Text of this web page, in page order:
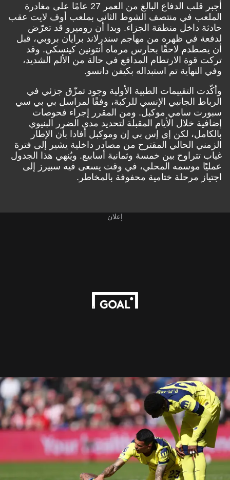
أُجبر قلب الدفاع البالغ من العمر 27 عامًا على مغادرة
الملعب في منتصف الشوط الثاني بملعب أوف لايت عقب
حادثة داخل منطقة الجزاء. وبدا أن روميرو قد تعرّض
لدفعة في ظهره من مهاجم سندرلاند برايان بروبي، قبل
أن يصطدم لاحقًا بحارس مرماه أنتونين كينسكي. وقد
تركت قوة الارتطام المدافع في حالة من الألم الشديد،
وفي النهاية تم استبداله بكيفن دانسو.
وأكّدت التقييمات الطبية الأولية وجود تمزّق جزئي في
الرباط الجانبي الإنسي للركبة، وفقًا لمراسل بي بي سي
سبورت سامي موكبل. ومن المقرر إجراء فحوصات
إضافية خلال الأيام المقبلة لتحديد مدى الضرر البنيوي
بالكامل، لكن إي إس بي إن وموكبل أفادا بأن الإطار
الزمني الحالي المقترح من مصادر داخلية يشير إلى فترة
غياب تتراوح بين خمسة وثمانية أسابيع. ويُنهي هذا الجدول
عمليًا موسمه المحلي، في وقت يسعى فيه سبيرز إلى
اجتياز مرحلة ختامية محفوفة بالمخاطر.
إعلان